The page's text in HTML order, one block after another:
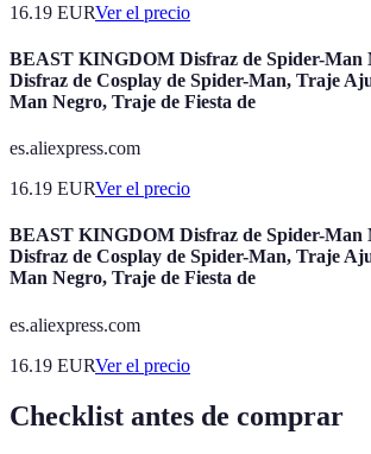
16.19 EURVer el precio
BEAST KINGDOM Disfraz de Spider-Man
Disfraz de Cosplay de Spider-Man, Traje
Man Negro, Traje de Fiesta de
es.aliexpress.com
16.19 EURVer el precio
BEAST KINGDOM Disfraz de Spider-Man
Disfraz de Cosplay de Spider-Man, Traje
Man Negro, Traje de Fiesta de
es.aliexpress.com
16.19 EURVer el precio
Checklist antes de comprar